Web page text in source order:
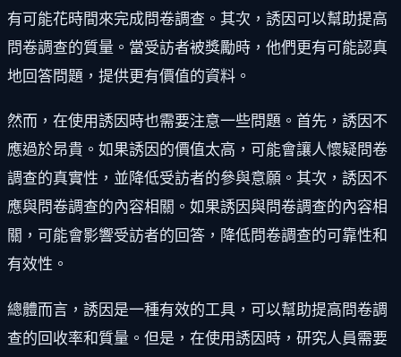
有可能花時間來完成問卷調查。其次，誘因可以幫助提高
問卷調查的質量。當受訪者被獎勵時，他們更有可能認真
地回答問題，提供更有價值的資料。
然而，在使用誘因時也需要注意一些問題。首先，誘因不
應過於昂貴。如果誘因的價值太高，可能會讓人懷疑問卷
調查的真實性，並降低受訪者的參與意願。其次，誘因不
應與問卷調查的內容相關。如果誘因與問卷調查的內容相
關，可能會影響受訪者的回答，降低問卷調查的可靠性和
有效性。
總體而言，誘因是一種有效的工具，可以幫助提高問卷調
查的回收率和質量。但是，在使用誘因時，研究人員需要